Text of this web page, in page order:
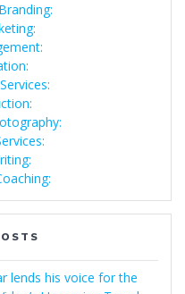
lends his voice for the